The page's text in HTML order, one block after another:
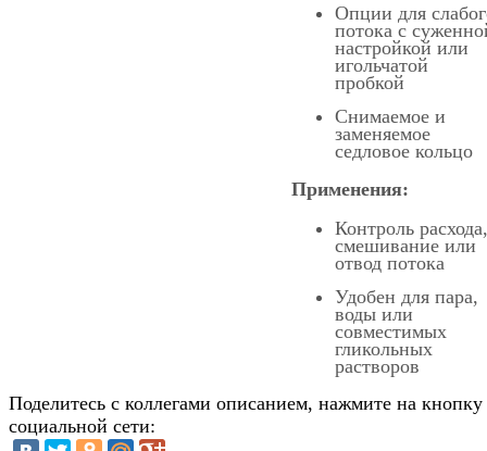
Опции для
потока с
настройкой или
игольчатой
пробкой
Снимаемое и
заменяемое
седловое кольцо
Применения:
Контроль расхода,
смешивание или
отвод потока
Удобен для пара,
воды или
совместимых
гликольных
растворов
Поделитесь с коллегами описанием, нажмите на кнопку
социальной сети: